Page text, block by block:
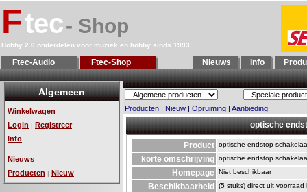
Ftec- Shop
Hobby 2.0 onderdelen voor muziek en hobby sinds 1993
Ftec-Audio Ftec-Shop Nieuws Info
Algemeen
Winkelwagen
Login | Registreer
Info
Nieuws
Producten | Nieuw
Producten | Nieuw | Opruiming | Aanbieding
optische
Product optische endstop
korte omschrijving optische endstop
Homepage Niet beschikbaar
Beschikbaarheid (5 stuks) direct uit voorraad